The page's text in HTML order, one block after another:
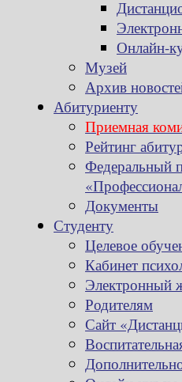
Онлайн-
Музей
Архив
Абитуриенту
Приемная
Рейтинг
Федеральный
Документы
Студенту
Целевое
Кабинет
Электронный
Родителям
Сайт